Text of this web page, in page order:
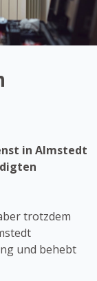
in Almstedt
trotzdem
und behebt